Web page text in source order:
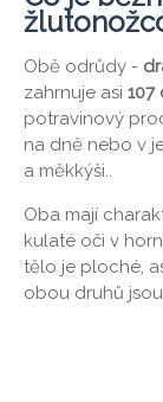
Obě odrůdy -
zahrnuje asi 107
potravinový
na dně nebo v
a měkkýši..
Oba mají
kulaté oči v
tělo je ploché,
obou druhů